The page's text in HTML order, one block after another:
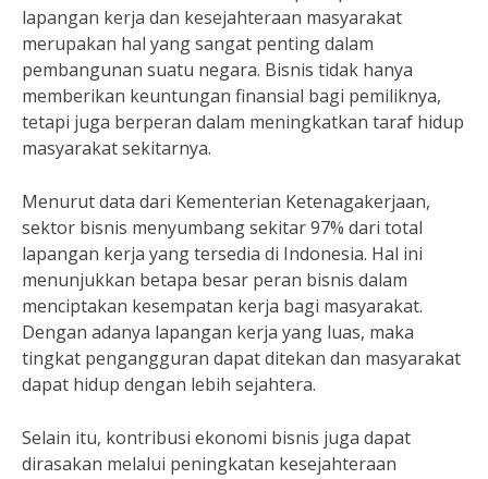
lapangan kerja dan kesejahteraan masyarakat
merupakan hal yang sangat penting dalam
pembangunan suatu negara. Bisnis tidak hanya
memberikan keuntungan finansial bagi pemiliknya,
tetapi juga berperan dalam meningkatkan taraf hidup
masyarakat sekitarnya.
Menurut data dari Kementerian Ketenagakerjaan,
sektor bisnis menyumbang sekitar 97% dari total
lapangan kerja yang tersedia di Indonesia. Hal ini
menunjukkan betapa besar peran bisnis dalam
menciptakan kesempatan kerja bagi masyarakat.
Dengan adanya lapangan kerja yang luas, maka
tingkat pengangguran dapat ditekan dan masyarakat
dapat hidup dengan lebih sejahtera.
Selain itu, kontribusi ekonomi bisnis juga dapat
dirasakan melalui peningkatan kesejahteraan